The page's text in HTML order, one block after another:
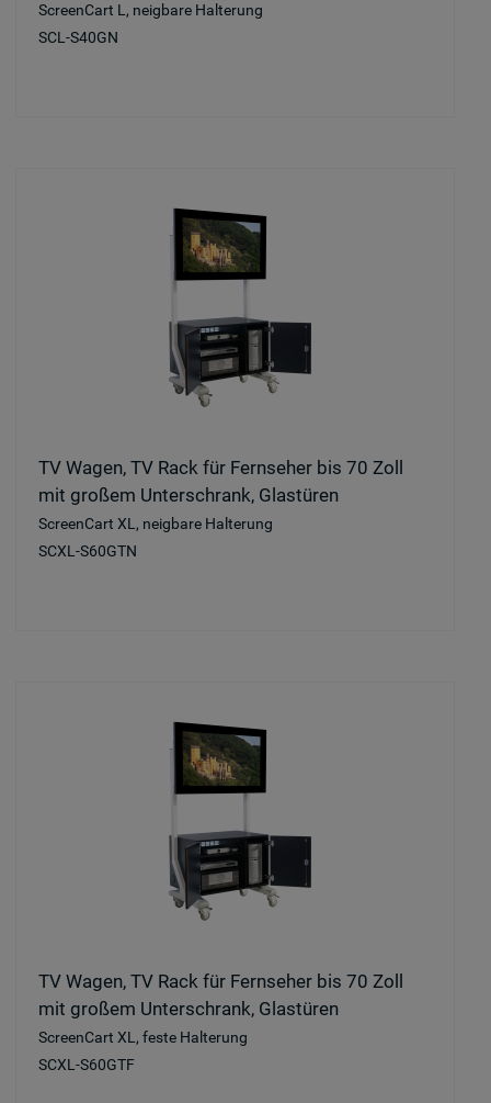
ScreenCart L, neigbare Halterung
SCL-S40GN
TV Wagen, TV Rack für Fernseher bis 70 Zoll
mit großem Unterschrank, Glastüren
ScreenCart XL, neigbare Halterung
SCXL-S60GTN
TV Wagen, TV Rack für Fernseher bis 70 Zoll
mit großem Unterschrank, Glastüren
ScreenCart XL, feste Halterung
SCXL-S60GTF